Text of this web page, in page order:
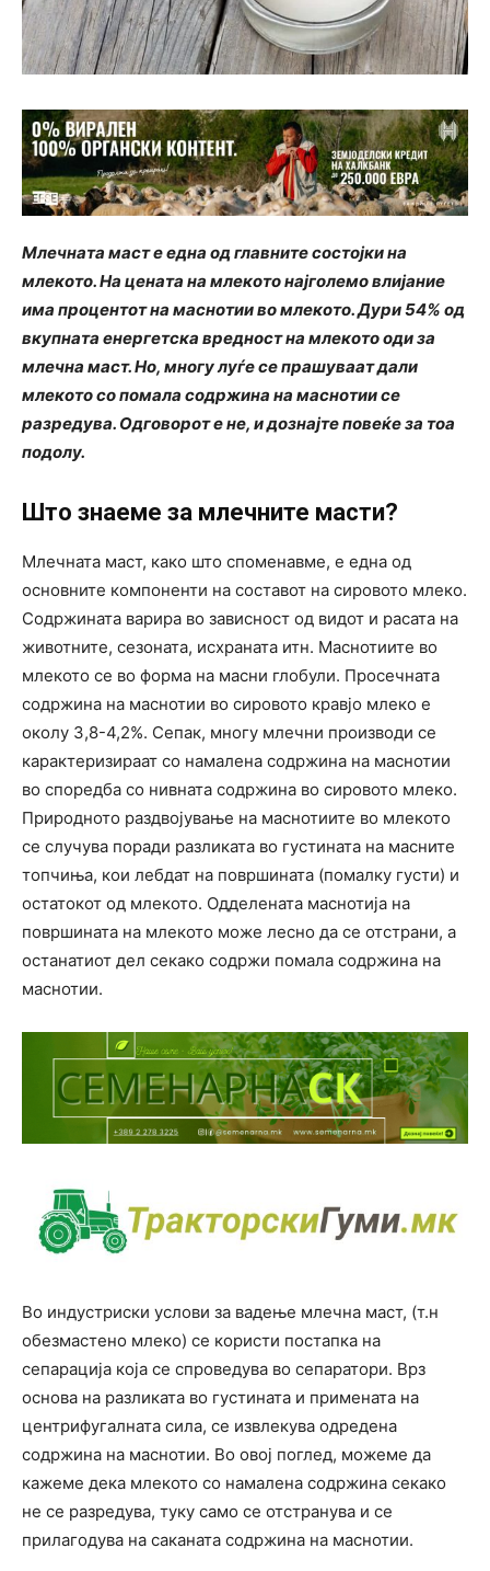
Млечната маст е една од главните состојки на
млекото. На цената на млекото најголемо влијание
има процентот на маснотии во млекото. Дури 54% од
вкупната енергетска вредност на млекото оди за
млечна маст. Но, многу луѓе се прашуваат дали
млекото со помала содржина на маснотии се
разредува. Одговорот е не, и дознајте повеќе за тоа
подолу.
Што знаеме за млечните масти?
Млечната маст, како што споменавме, е една од
основните компоненти на составот на сировото млеко.
Содржината варира во зависност од видот и расата на
животните, сезоната, исхраната итн. Маснотиите во
млекото се во форма на масни глобули. Просечната
содржина на маснотии во сировото кравјо млеко е
околу 3,8-4,2%. Сепак, многу млечни производи се
карактеризираат со намалена содржина на маснотии
во споредба со нивната содржина во сировото млеко.
Природното раздвојување на маснотиите во млекото
се случува поради разликата во густината на масните
топчиња, кои лебдат на површината (помалку густи) и
остатокот од млекото. Одделената маснотија на
површината на млекото може лесно да се отстрани, а
останатиот дел секако содржи помала содржина на
маснотии.
Во индустриски услови за вадење млечна маст, (т.н
обезмастено млеко) се користи постапка на
сепарација која се спроведува во сепаратори. Врз
основа на разликата во густината и примената на
центрифугалната сила, се извлекува одредена
содржина на маснотии. Во овој поглед, можеме да
кажеме дека млекото со намалена содржина секако
не се разредува, туку само се отстранува и се
прилагодува на саканата содржина на маснотии.